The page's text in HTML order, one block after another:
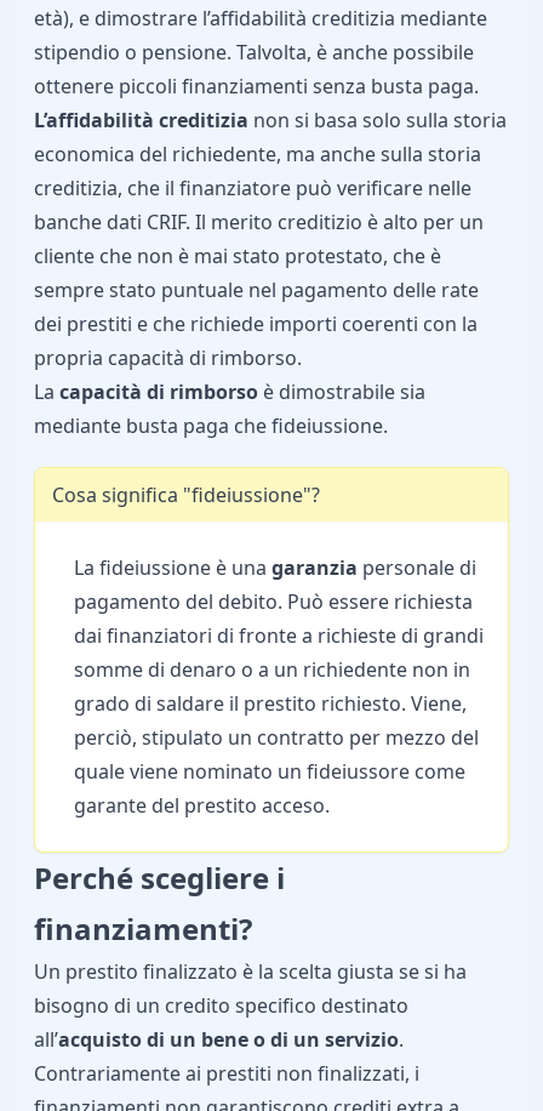
età), e dimostrare l’affidabilità creditizia mediante
stipendio o pensione. Talvolta, è anche possibile
ottenere piccoli finanziamenti senza busta paga.
L’affidabilità creditizia non si basa solo sulla storia
economica del richiedente, ma anche sulla storia
creditizia, che il finanziatore può verificare nelle
banche dati CRIF. Il merito creditizio è alto per un
cliente che non è mai stato protestato, che è
sempre stato puntuale nel pagamento delle rate
dei prestiti e che richiede importi coerenti con la
propria capacità di rimborso.
La capacità di rimborso è dimostrabile sia
mediante busta paga che fideiussione.
Cosa significa "fideiussione"?
La fideiussione è una garanzia personale di
pagamento del debito. Può essere richiesta
dai finanziatori di fronte a richieste di grandi
somme di denaro o a un richiedente non in
grado di saldare il prestito richiesto. Viene,
perciò, stipulato un contratto per mezzo del
quale viene nominato un fideiussore come
garante del prestito acceso.
Perché scegliere i
finanziamenti?
Un prestito finalizzato è la scelta giusta se si ha
bisogno di un credito specifico destinato
all’acquistodi un bene o di un servizio.
Contrariamente ai prestiti non finalizzati, i